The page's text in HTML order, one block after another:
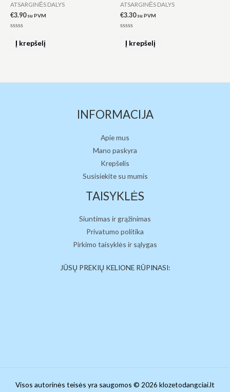
ATSARGINĖS DALYS
€3.90 su PVM
Į krepšelį
ATSARGINĖS DALYS
€3.30 su PVM
Į krepšelį
INFORMACIJA
Apie mus
Mano paskyra
Krepšelis
Susisiekite su mumis
TAISYKLĖS
Siuntimas ir grąžinimas
Privatumo politika
Pirkimo taisyklės ir sąlygas
JŪSŲ PREKIŲ KELIONE RŪPINASI:
Visos autorinės teisės yra saugomos © 2026 klozetodangciai.lt